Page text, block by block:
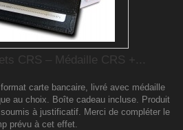
CRS – Médaille CRS +...
carte bancaire, livré avec médaille
au choix. Boîte cadeau incluse. Produit
à justificatif. Merci de compléter le
prévu à cet effet.